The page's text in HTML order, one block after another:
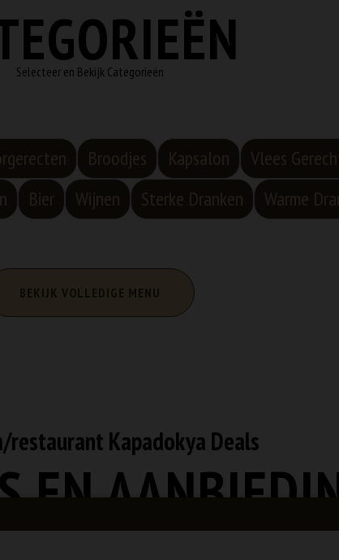
Selecteer en Bekijk Categorieën
Broodjes Kapsalon Vlees
Bier Wijnen Sterke Dranken Warme
BEKIJK VOLLEDIGE MENU
Kapadokya Deals
EN